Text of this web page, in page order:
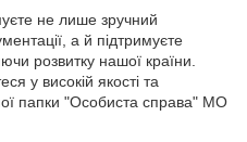
не лише зручний
а й підтримуєте
розвитку нашої країни.
у високій якості та
папки "Особиста справа" МО